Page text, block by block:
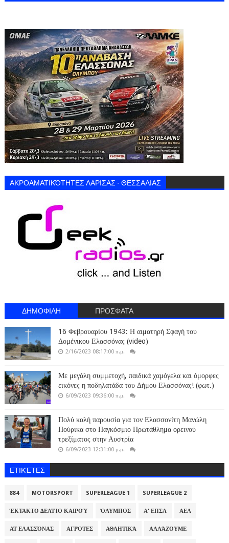
ΑΚΡΟΑΜΑΤΙΚΌΤΗΤΕΣ ΛΑΡΙΣΑΣ - ΘΕΣΣΑΛΙΑΣ
ΔΗΜΟΦΙΛΗ ΠΡΟΣΦΑΤΑ
16 Φεβρουαρίου 1943: Η αιματηρή Σφαγή του
Δομένικου Ελασσόνας (video)
2/16/2023 08:17:00 π.μ.
Με μεγάλη συμμετοχή, παιδικά χαμόγελα και όμορφες
εικόνες η ποδηλατάδα του Δήμου Ελασσόνας! (φωτ.)
6/09/2023 09:36:00 π.μ.
Πολύ καλή παρουσία για τον Ελασσονίτη Μανώλη
Πούρικα στο Παγκόσμιο Πρωτάθλημα ορεινού
τρεξίματος στην Αυστρία
6/09/2023 12:31:00 μ.μ.
ΕΤΙΚΈΤΕΣ
884 MOTORSPORT SUPERLEAGUE 1 SUPERLEAGUE 2
ΈΚΤΑΚΤΟ ΔΕΛΤΊΟ ΚΑΙΡΟΎ ΌΛΥΜΠΟΣ Α' ΕΠΣΛ ΑΕΛ
ΑΤ ΕΛΑΣΣΌΝΑΣ ΑΓΡΌΤΕΣ ΑΘΛΗΤΙΚΆ ΑΛΛΆΖΟΥΜΕ